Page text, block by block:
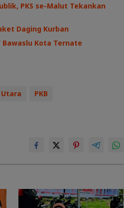
PKS se-Malut Tekankan
Daging Kurban
Kota Ternate
PKB